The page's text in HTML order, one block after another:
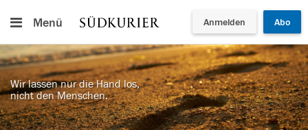
Menü Anmelden Abo
Wir lassen nur die Hand los,
nicht den Menschen.